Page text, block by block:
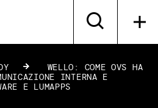
»
WELLO: COME OVS HA
INTERNA E
E LUMAPPS